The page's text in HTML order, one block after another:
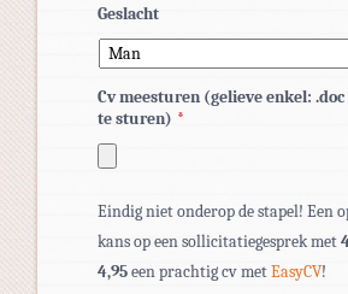
Geslacht
Cv meesturen (gelieve enkel:
te sturen) *
bestandstypen:
pdf,
doc,
Eindig niet onderop de stapel! Een
kans op een sollicitatiegesprek met
4,95een prachtig cv metEasyCV!